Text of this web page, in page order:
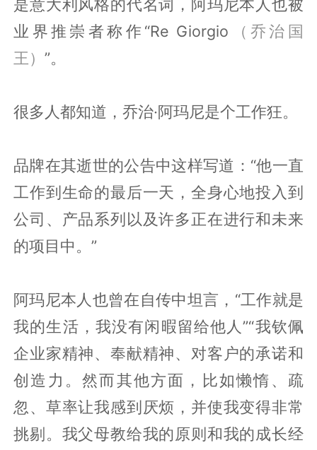
是意大利风格的代名词，阿玛尼本人也被
业界推崇者称作“Re Giorgio （乔治国
王）”。
很多人都知道，乔治·阿玛尼是个工作狂。
品牌在其逝世的公告中这样写道：“他一直
工作到生命的最后一天，全身心地投入到
公司、产品系列以及许多正在进行和未来
的项目中。”
阿玛尼本人也曾在自传中坦言，“工作就是
我的生活，我没有闲暇留给他人”“我钦佩
企业家精神、奉献精神、对客户的承诺和
创造力。然而其他方面，比如懒惰、疏
忽、草率让我感到厌烦，并使我变得非常
挑剔。我父母教给我的原则和我的成长经